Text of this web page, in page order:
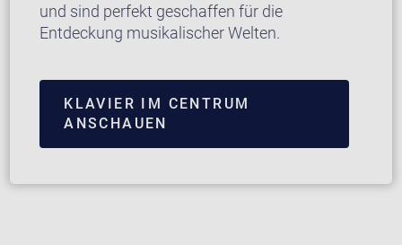
und sind perfekt geschaffen für die
Entdeckung musikalischer Welten.
KLAVIER IM CENTRUM
ANSCHAUEN